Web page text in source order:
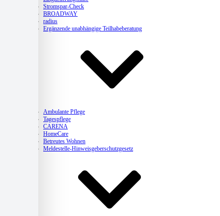
Stromspar-Check
BROADWAY
radius
Ergänzende unabhängige Teilhabeberatung
Ambulante Pflege
Tagespflege
CARENA
HomeCare
Betreutes Wohnen
Meldestelle-Hinweisgeberschutzgesetz